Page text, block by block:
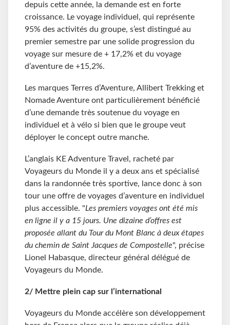
depuis cette année, la demande est en forte
croissance. Le voyage individuel, qui représente
95% des activités du groupe, s’est distingué au
premier semestre par une solide progression du
voyage sur mesure de + 17,2% et du voyage
d’aventure de +15,2%.
Les marques Terres d’Aventure, Allibert Trekking et
Nomade Aventure ont particulièrement bénéficié
d’une demande très soutenue du voyage en
individuel et à vélo si bien que le groupe veut
déployer le concept outre manche.
L’anglais KE Adventure Travel, racheté par
Voyageurs du Monde il y a deux ans et spécialisé
dans la randonnée très sportive, lance donc à son
tour une offre de voyages d’aventure en individuel
plus accessible. "Les premiers voyages ont été mis
en ligne il y a 15 jours. Une dizaine d’offres est
proposée allant du Tour du Mont Blanc à deux étapes
du chemin de Saint Jacques de Compostelle", précise
Lionel Habasque, directeur général délégué de
Voyageurs du Monde.
2/ Mettre plein cap sur l’international
Voyageurs du Monde accélère son développement